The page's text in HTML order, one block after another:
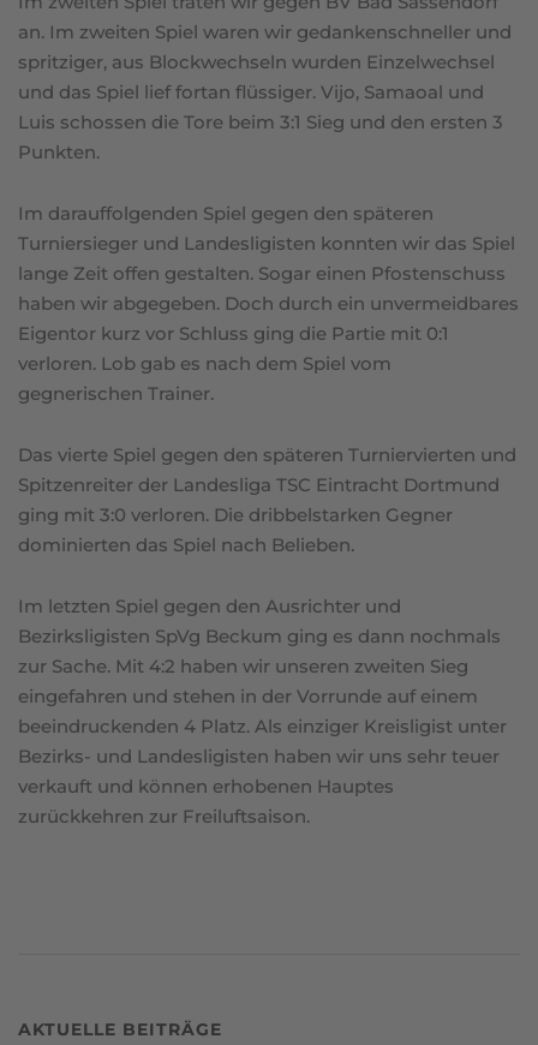
an. Im zweiten Spiel waren wir gedankenschneller und
spritziger, aus Blockwechseln wurden Einzelwechsel
und das Spiel lief fortan flüssiger. Vijo, Samaoal und
Luis schossen die Tore beim 3:1 Sieg und den ersten 3
Punkten.
Im darauffolgenden Spiel gegen den späteren
Turniersieger und Landesligisten konnten wir das Spiel
lange Zeit offen gestalten. Sogar einen Pfostenschuss
haben wir abgegeben. Doch durch ein unvermeidbares
Eigentor kurz vor Schluss ging die Partie mit 0:1
verloren. Lob gab es nach dem Spiel vom
gegnerischen Trainer.
Das vierte Spiel gegen den späteren Turniervierten und
Spitzenreiter der Landesliga TSC Eintracht Dortmund
ging mit 3:0 verloren. Die dribbelstarken Gegner
dominierten das Spiel nach Belieben.
Im letzten Spiel gegen den Ausrichter und
Bezirksligisten SpVg Beckum ging es dann nochmals
zur Sache. Mit 4:2 haben wir unseren zweiten Sieg
eingefahren und stehen in der Vorrunde auf einem
beeindruckenden 4 Platz. Als einziger Kreisligist unter
Bezirks- und Landesligisten haben wir uns sehr teuer
verkauft und können erhobenen Hauptes
zurückkehren zur Freiluftsaison.
AKTUELLE BEITRÄGE